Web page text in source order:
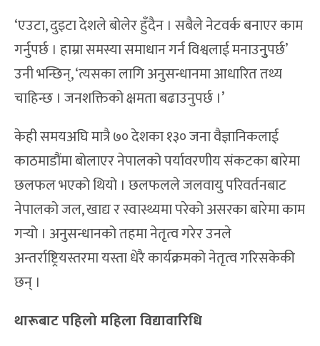
‘एउटा, दुइटा देशले बोलेर हुँदैन । सबैले नेटवर्क बनाएर काम
गर्नुपर्छ । हाम्रा समस्या समाधान गर्न विश्वलाई मनाउनुुपर्छ’
उनी भन्छिन्, ‘त्यसका लागि अनुसन्धानमा आधारित तथ्य
चाहिन्छ । जनशक्तिको क्षमता बढाउनुपर्छ ।’
केही समयअघि मात्रै ७० देशका १३० जना वैज्ञानिकलाई
काठमाडौंमा बोलाएर नेपालको पर्यावरणीय संकटका बारेमा
छलफल भएको थियो । छलफलले जलवायु परिवर्तनबाट
नेपालको जल, खाद्य र स्वास्थ्यमा परेको असरका बारेमा काम
गर्‍यो । अनुसन्धानको तहमा नेतृत्व गरेर उनले
अन्तर्राष्ट्रियस्तरमा यस्ता धेरै कार्यक्रमको नेतृत्व गरिसकेकी
छन् ।
थारूबाट पहिलो महिला विद्यावारिधि